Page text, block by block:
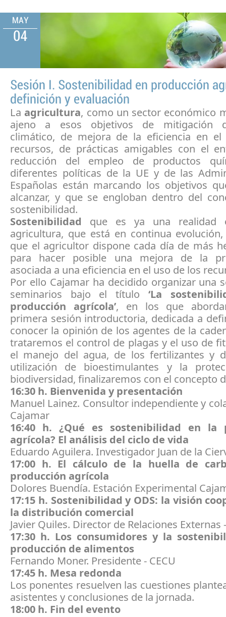
MAY
04
Sesión I. Sostenibilidad en producción
definición y evaluación
La agricultura, como un sector económico
ajeno a esos objetivos de mitigación
climático, de mejora de la eficiencia en
recursos, de prácticas amigables con el
reducción del empleo de productos
diferentes políticas de la UE y de las
Españolas están marcando los objetivos
alcanzar, y que se engloban dentro del
sostenibilidad.
Sostenibilidad que es ya una realidad
agricultura, que está en continua
que el agricultor dispone cada día de más
para hacer posible una mejora de la
asociada a una eficiencia en el uso de los
Por ello Cajamar ha decidido organizar una
seminarios bajo el título ‘La
producción agrícola’, en los que
primera sesión introductoria, dedicada a
conocer la opinión de los agentes de la
trataremos el control de plagas y el uso de
el manejo del agua, de los fertilizantes y
utilización de bioestimulantes y la
biodiversidad, finalizaremos con el concepto
16:30 h. Bienvenida y presentación
Manuel Lainez. Consultor independiente y
Cajamar
16:40 h. ¿Qué es sostenibilidad en la
agrícola? El análisis del ciclo de vida
Eduardo Aguilera. Investigador Juan de la
17:00 h. El cálculo de la huella de
producción agrícola
Dolores Buendía. Estación Experimental
17:15 h. Sostenibilidad y ODS: la visión
la distribución comercial
Javier Quiles. Director de Relaciones Externas
17:30 h. Los consumidores y la
producción de alimentos
Fernando Moner. Presidente - CECU
17:45 h. Mesa redonda
Los ponentes resuelven las cuestiones
asistentes y conclusiones de la jornada.
18:00 h. Fin del evento